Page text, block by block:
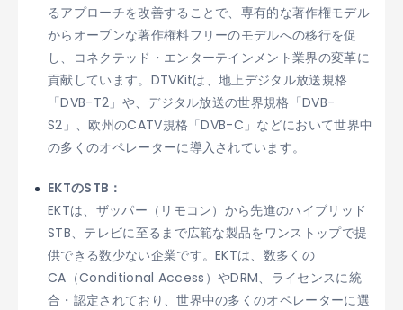
るアプローチを改善することで、専有的な著作権モデル
からオープンな著作権料フリーのモデルへの移行を促
し、コネクテッド・エンターテインメント業界の変革に
貢献しています。DTVKitは、地上デジタル放送規格
「DVB-T2」や、デジタル放送の世界規格「DVB-
S2」、欧州のCATV規格「DVB-C」などにおいて世界中
の多くのオペレーターに導入されています。
EKTのSTB：
EKTは、ザッパー（リモコン）から先進のハイブリッド
STB、テレビに至るまで広範な製品をワンストップで提
供できる数少ない企業です。EKTは、数多くの
CA（Conditional Access）やDRM、ライセンスに統
合・認定されており、世界中の多くのオペレーターに選